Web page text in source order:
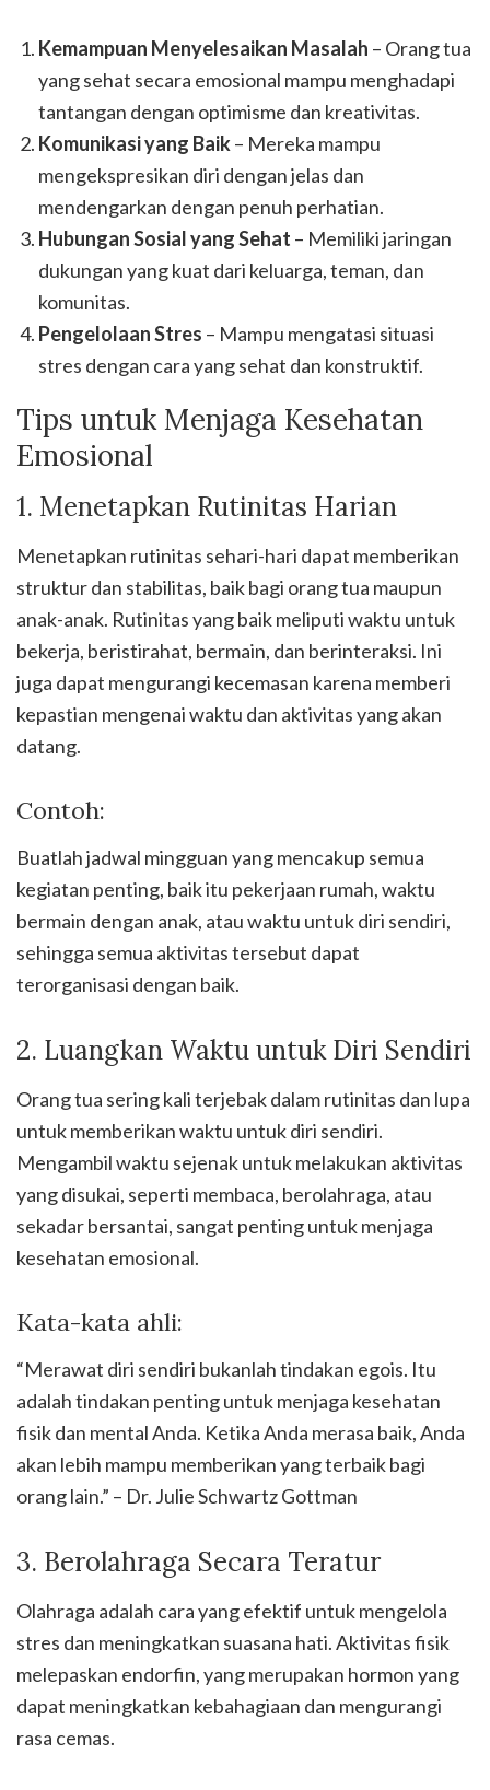
Kemampuan Menyelesaikan Masalah – Orang tua
yang sehat secara emosional mampu menghadapi
tantangan dengan optimisme dan kreativitas.
Komunikasi yang Baik– Mereka mampu
mengekspresikan diri dengan jelas dan
mendengarkan dengan penuh perhatian.
Hubungan Sosial yang Sehat – Memiliki jaringan
dukungan yang kuat dari keluarga, teman, dan
komunitas.
Pengelolaan Stres – Mampu mengatasi situasi
stres dengan cara yang sehat dan konstruktif.
Tips untuk Menjaga Kesehatan
Emosional
1. Menetapkan Rutinitas Harian
Menetapkan rutinitas sehari-hari dapat memberikan
struktur dan stabilitas, baik bagi orang tua maupun
anak-anak. Rutinitas yang baik meliputi waktu untuk
bekerja, beristirahat, bermain, dan berinteraksi. Ini
juga dapat mengurangi kecemasan karena memberi
kepastian mengenai waktu dan aktivitas yang akan
datang.
Contoh:
Buatlah jadwal mingguan yang mencakup semua
kegiatan penting, baik itu pekerjaan rumah, waktu
bermain dengan anak, atau waktu untuk diri sendiri,
sehingga semua aktivitas tersebut dapat
terorganisasi dengan baik.
2. Luangkan Waktu untuk Diri Sendiri
Orang tua sering kali terjebak dalam rutinitas dan lupa
untuk memberikan waktu untuk diri sendiri.
Mengambil waktu sejenak untuk melakukan aktivitas
yang disukai, seperti membaca, berolahraga, atau
sekadar bersantai, sangat penting untuk menjaga
kesehatan emosional.
Kata-kata ahli:
“Merawat diri sendiri bukanlah tindakan egois. Itu
adalah tindakan penting untuk menjaga kesehatan
fisik dan mental Anda. Ketika Anda merasa baik, Anda
akan lebih mampu memberikan yang terbaik bagi
orang lain.” – Dr. Julie Schwartz Gottman
3. Berolahraga Secara Teratur
Olahraga adalah cara yang efektif untuk mengelola
stres dan meningkatkan suasana hati. Aktivitas fisik
melepaskan endorfin, yang merupakan hormon yang
dapat meningkatkan kebahagiaan dan mengurangi
rasa cemas.